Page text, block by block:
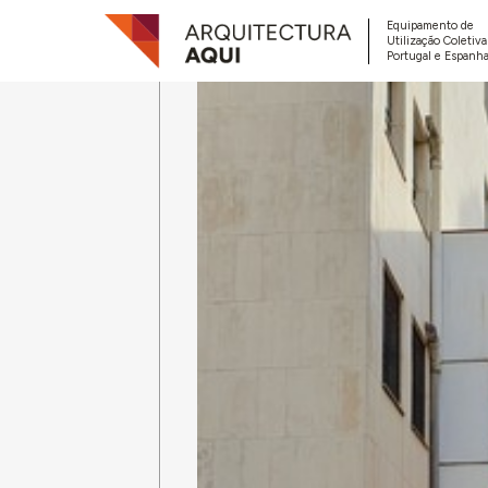
Equipamento de
Utilização
Portugal e